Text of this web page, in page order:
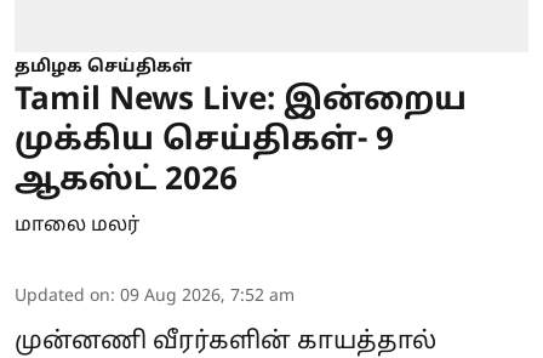
தமிழக செய்திகள்
Tamil News Live: இன்றைய
முக்கிய செய்திகள்- 9
ஆகஸ்ட் 2026
மாலை மலர்
Updated on: 09 Aug 2026, 7:52 am
முன்னணி வீரர்களின் காயத்தால்